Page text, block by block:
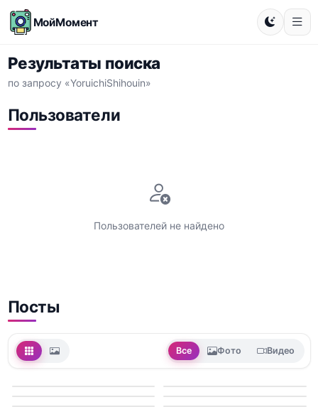
МойМомент
Результаты поиска
по запросу «YoruichiShihouin»
Пользователи
Пользователей не найдено
Посты
Все Фото Видео